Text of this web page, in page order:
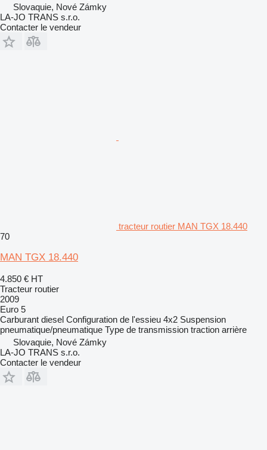
Slovaquie, Nové Zámky
LA-JO TRANS s.r.o.
Contacter le vendeur
tracteur routier MAN TGX 18.440
70
MAN TGX 18.440
4.850 € HT
Tracteur routier
2009
Euro 5
Carburant diesel Configuration de l'essieu 4x2 Suspension
pneumatique/pneumatique Type de transmission traction arrière
Slovaquie, Nové Zámky
LA-JO TRANS s.r.o.
Contacter le vendeur